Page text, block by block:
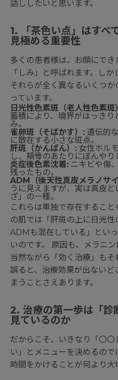
話ししたいと思います。
1. 「茶色い点」はすべ
見極める重要性
多くの患者様は、お顔にで
「しみ」と呼ばれます。しか
それらが全く異なるいくつ
っています。
日光性色素斑（老人性色素斑
蓄積により、境界がはっきり
み。
雀卵斑（そばかす）: 遺伝的
に散在する小さな斑点。
肝斑（かんぱん）: 女性ホル
し、頬骨のあたりにぼんやり
炎症後色素沈着: ニキビや傷
残ったもの。
ADM（後天性真皮メラノサ
うに見えますが、実は真皮
ざ」の一種。
これらは単独で存在するこ
の肌では「肝斑の上に日光
ADMも混在している」とい
いのです。 原因も、メラニ
当然ながら「効く治療」も
誤ると、治療効果が出ないど
まうことさえあります。
2. 治療の第一歩は「診
見ているのか
だからこそ、いきなり「〇
い」とメニューを決めるの
時間をかけることが何より大